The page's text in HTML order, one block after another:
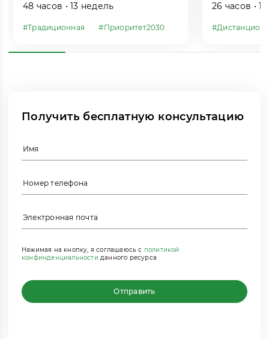
48 часов • 13 недель
#Традиционная #Приоритет2030
26 часов •
Получить бесплатную консультацию
Нажимая на кнопку, я соглашаюсь с политикой
конфинденциальности данного ресурса
Отправить